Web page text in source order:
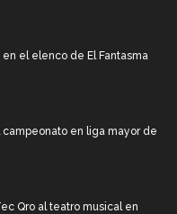
el elenco de El Fantasma
campeonato en liga mayor de
Qro al teatro musical en